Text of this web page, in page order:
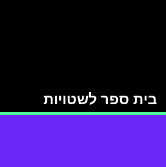
בית ספר לשטויות